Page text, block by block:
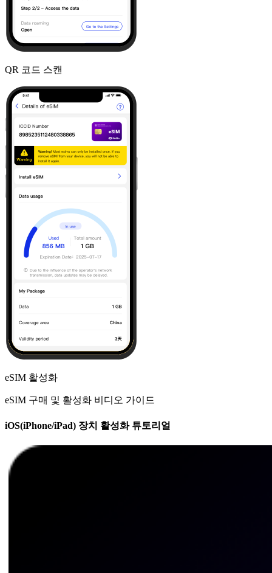
QR 코드 스캔
eSIM 활성화
eSIM 구매 및 활성화 비디오 가이드
iOS(iPhone/iPad) 장치 활성화 튜토리얼